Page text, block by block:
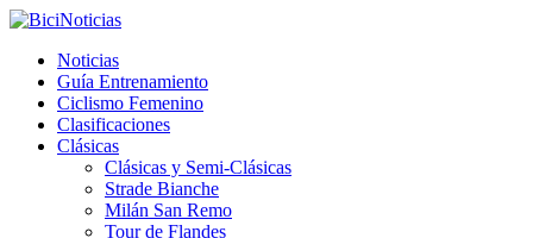
Noticias
Guía Entrenamiento
Ciclismo Femenino
Clasificaciones
Clásicas
Clásicas y Semi-Clásicas
Strade Bianche
Milán San Remo
Tour de Flandes